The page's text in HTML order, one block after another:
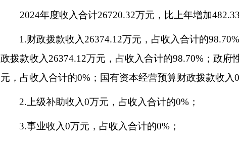
2024年度收入合计26720.32万元，比上年增加
1.财政拨款收入26374.12万元，占收入合计的
政拨款收入26374.12万元，占收入合计的98.70%；政府
元，占收入合计的0%；国有资本经营预算财政拨款收入
2.上级补助收入0万元，占收入合计的0%；
3.事业收入0万元，占收入合计的0%；